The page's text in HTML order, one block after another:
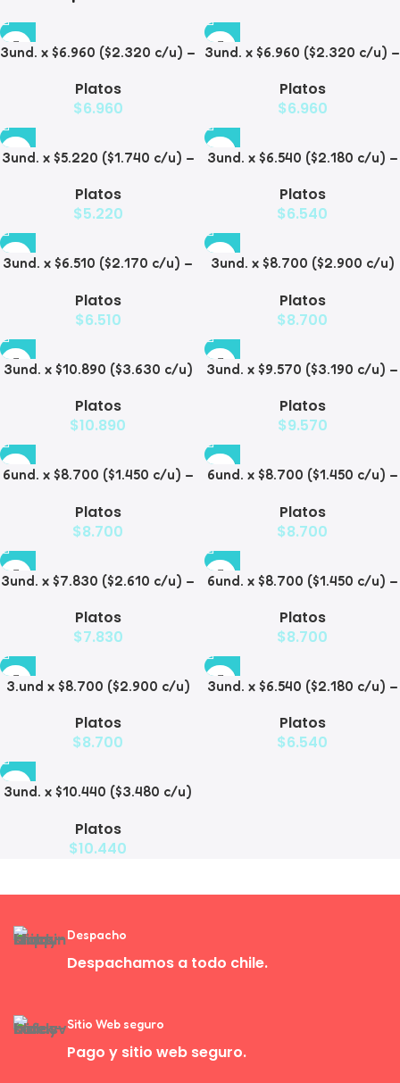
3und. x $6.960 ($2.320 c/u) –
Diamante
Platos
$6.960
3und. x $6.960 ($2.320 c/u) –
Platos
$6.960
3und. x $5.220 ($1.740 c/u) –
Mascotas Diseño Manzana
Platos
$5.220
3und. x $6.540 ($2.180 c/u) –
Mascotas
Platos
$6.540
3und. x $6.510 ($2.170 c/u) –
Mascotas
Platos
$6.510
3und. x $8.700 ($2.900 c/u)
para Mascotas
Platos
$8.700
3und. x $10.890 ($3.630 c/u)
para Mascotas
Platos
$10.890
3und. x $9.570 ($3.190 c/u) –
Mascotas
Platos
$9.570
6und. x $8.700 ($1.450 c/u) –
Platos
$8.700
6und. x $8.700 ($1.450 c/u) –
Floral
Platos
$8.700
3und. x $7.830 ($2.610 c/u) –
Mascotas
Platos
$7.830
6und. x $8.700 ($1.450 c/u) –
Mascotas
Platos
$8.700
3.und x $8.700 ($2.900 c/u)
Mascotas
Platos
$8.700
3und. x $6.540 ($2.180 c/u) –
Mascotas con Diseño
Decorativo
Platos
$6.540
3und. x $10.440 ($3.480 c/u)
Mascotas con Bowl de Acero
Platos
$10.440
Despacho
Despachamos a todo chile.
Sitio Web seguro
Pago y sitio web seguro.